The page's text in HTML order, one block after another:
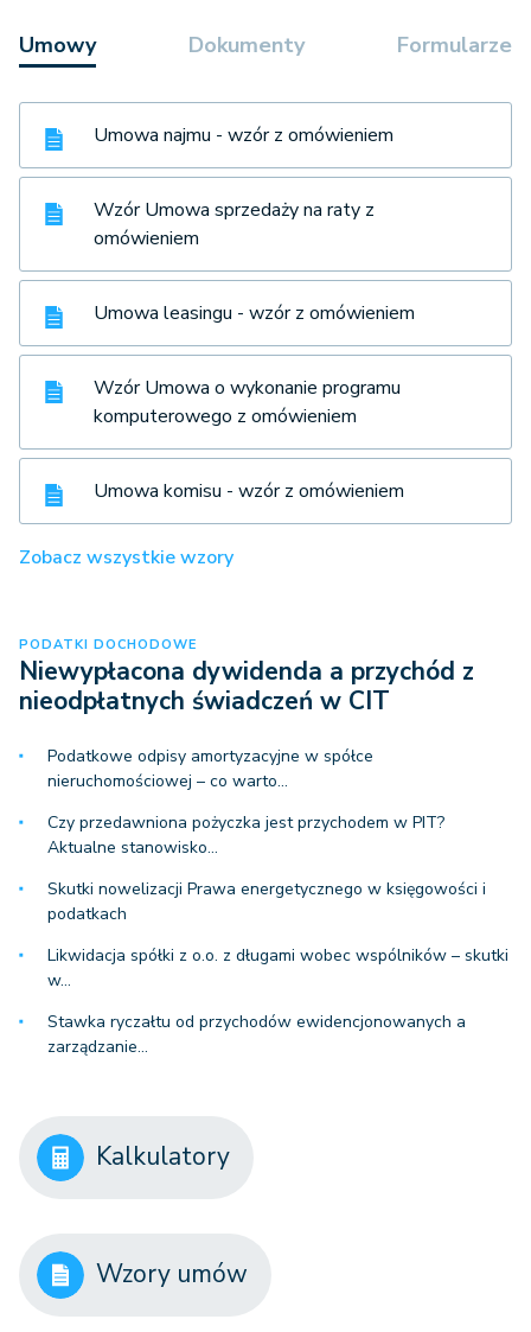
Umowy Dokumenty Formularze
Umowa najmu - wzór z omówieniem
Wzór Umowa sprzedaży na raty z
omówieniem
Umowa leasingu - wzór z omówieniem
Wzór Umowa o wykonanie programu
komputerowego z omówieniem
Umowa komisu - wzór z omówieniem
Zobacz wszystkie wzory
PODATKI DOCHODOWE
Niewypłacona dywidenda a przychód z
nieodpłatnych świadczeń w CIT
Podatkowe odpisy amortyzacyjne w spółce
nieruchomościowej – co warto…
Czy przedawniona pożyczka jest przychodem w PIT?
Aktualne stanowisko…
Skutki nowelizacji Prawa energetycznego w księgowości i
podatkach
Likwidacja spółki z o.o. z długami wobec wspólników – skutki
w…
Stawka ryczałtu od przychodów ewidencjonowanych a
zarządzanie…
Kalkulatory
Wzory umów